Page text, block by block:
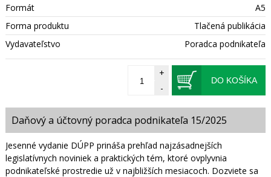
Formát
A5
Forma produktu
Tlačená publikácia
Vydavateľstvo
Poradca podnikateľa
DO KOŠÍKA
+
-
Daňový a účtovný poradca podnikateľa 15/2025
Jesenné vydanie DÚPP prináša prehľad najzásadnejších
legislatívnych noviniek a praktických tém, ktoré ovplyvnia
podnikateľské prostredie už v najbližších mesiacoch. Dozviete sa